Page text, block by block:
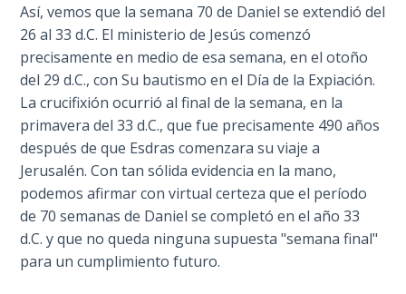
sucede
por
accidente.
Revela
"el
tiempo
de
los
problemas
de
Jacob"
y
Wars
of
the
Lord
A Short
History of
Universal
Reconciliation
Lessons
Así, vemos que la semana 70 de Daniel se extendió del
26 al 33 d.C. El ministerio de Jesús comenzó
precisamente en medio de esa semana, en el otoño
del 29 d.C., con Su bautismo en el Día de la Expiación.
La crucifixión ocurrió al final de la semana, en la
primavera del 33 d.C., que fue precisamente 490 años
después de que Esdras comenzara su viaje a
Jerusalén. Con tan sólida evidencia en la mano,
podemos afirmar con virtual certeza que el período
de 70 semanas de Daniel se completó en el año 33
d.C. y que no queda ninguna supuesta "semana final"
para un cumplimiento futuro.